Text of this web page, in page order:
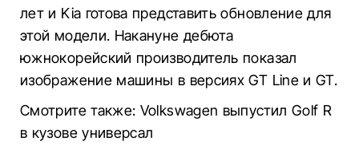
лет и Kia готова представить обновление для
этой модели. Накануне дебюта
южнокорейский производитель показал
изображение машины в версиях GT Line и GT.
Смотрите также: Volkswagen выпустил Golf R
в кузове универсал